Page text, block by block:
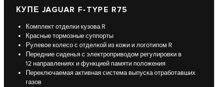
КУПЕ JAGUAR F-TYPE R75
Комплект отделки кузова R
Красные тормозные суппорты
Рулевое колесо с отделкой из кожи и логотипом R
Передние сиденья с электроприводом регулировки в
12 направлениях и функцией памяти положения
Переключаемая активная система выпуска отработавших
газов